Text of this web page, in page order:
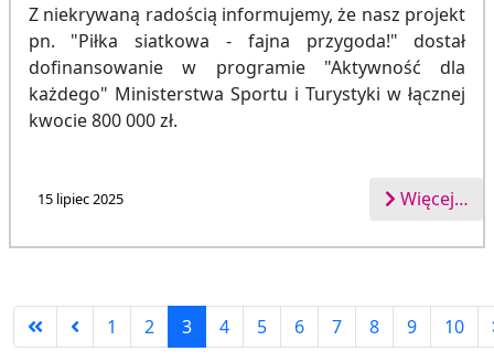
Z niekrywaną radością informujemy, że nasz projekt
pn. "Piłka siatkowa - fajna przygoda!" dostał
dofinansowanie w programie "Aktywność dla
każdego" Ministerstwa Sportu i Turystyki w łącznej
kwocie 800 000 zł.
15 lipiec 2025 Więcej…
Strona 3 z 13
1 2 3 4 5 6 7 8 9 10